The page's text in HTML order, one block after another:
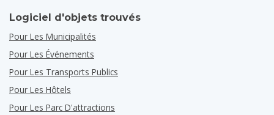
Logiciel d'objets trouvés
Pour Les Municipalités
Pour Les Événements
Pour Les Transports Publics
Pour Les Hôtels
Pour Les Parc D'attractions